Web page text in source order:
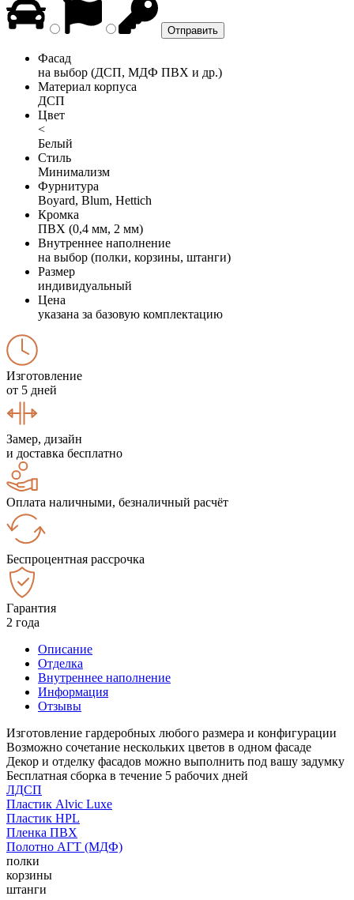
Фасад
на выбор (ДСП, МДФ ПВХ и др.)
Материал корпуса
ДСП
Цвет
<
Белый
Стиль
Минимализм
Фурнитура
Boyard, Blum, Hettich
Кромка
ПВХ (0,4 мм, 2 мм)
Внутреннее наполнение
на выбор (полки, корзины, штанги)
Размер
индивидуальный
Цена
указана за базовую комплектацию
Изготовление
от 5 дней
Замер, дизайн
и доставка бесплатно
Оплата наличными, безналичный расчёт
Беспроцентная рассрочка
Гарантия
2 года
Описание
Отделка
Внутреннее наполнение
Информация
Отзывы
Изготовление гардеробных любого размера и конфигурации
Возможно сочетание нескольких цветов в одном фасаде
Декор и отделку фасадов можно выполнить под вашу задумку
Бесплатная сборка в течение 5 рабочих дней
ЛДСП
Пластик Alvic Luxe
Пластик HPL
Пленка ПВХ
Полотно АГТ (МДФ)
полки
корзины
штанги